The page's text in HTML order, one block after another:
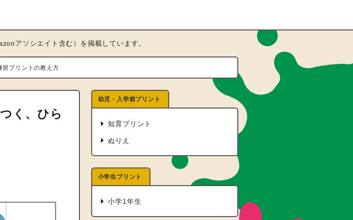
アソシエイト含む）を掲載しています。
習プリントの教え方
く、ひら
幼児・入学前プリント
知育プリント
ぬりえ
小学生プリント
小学1年生